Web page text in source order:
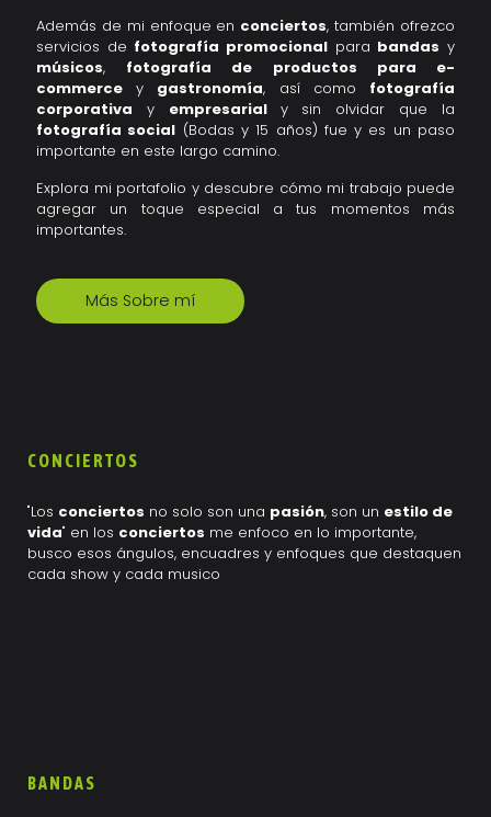
Además de mi enfoque en conciertos, también ofrezco
servicios de fotografía promocional para bandas y
músicos, fotografía de productos para e-
commerce y gastronomía, así como fotografía
corporativa y empresarial y sin olvidar que la
fotografía social (Bodas y 15 años) fue y es un paso
importante en este largo camino.
Explora mi portafolio y descubre cómo mi trabajo puede
agregar un toque especial a tus momentos más
importantes.
Más Sobre mí
CONCIERTOS
"Los conciertos no solo son una pasión, son un estilo de
vida" en los conciertos me enfoco en lo importante,
busco esos ángulos, encuadres y enfoques que destaquen
cada show y cada musico
BANDAS